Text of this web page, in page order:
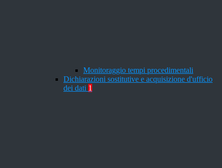
Monitoraggio tempi procedimentali
Dichiarazioni sostitutive e acquisizione d'ufficio
dei dati 1